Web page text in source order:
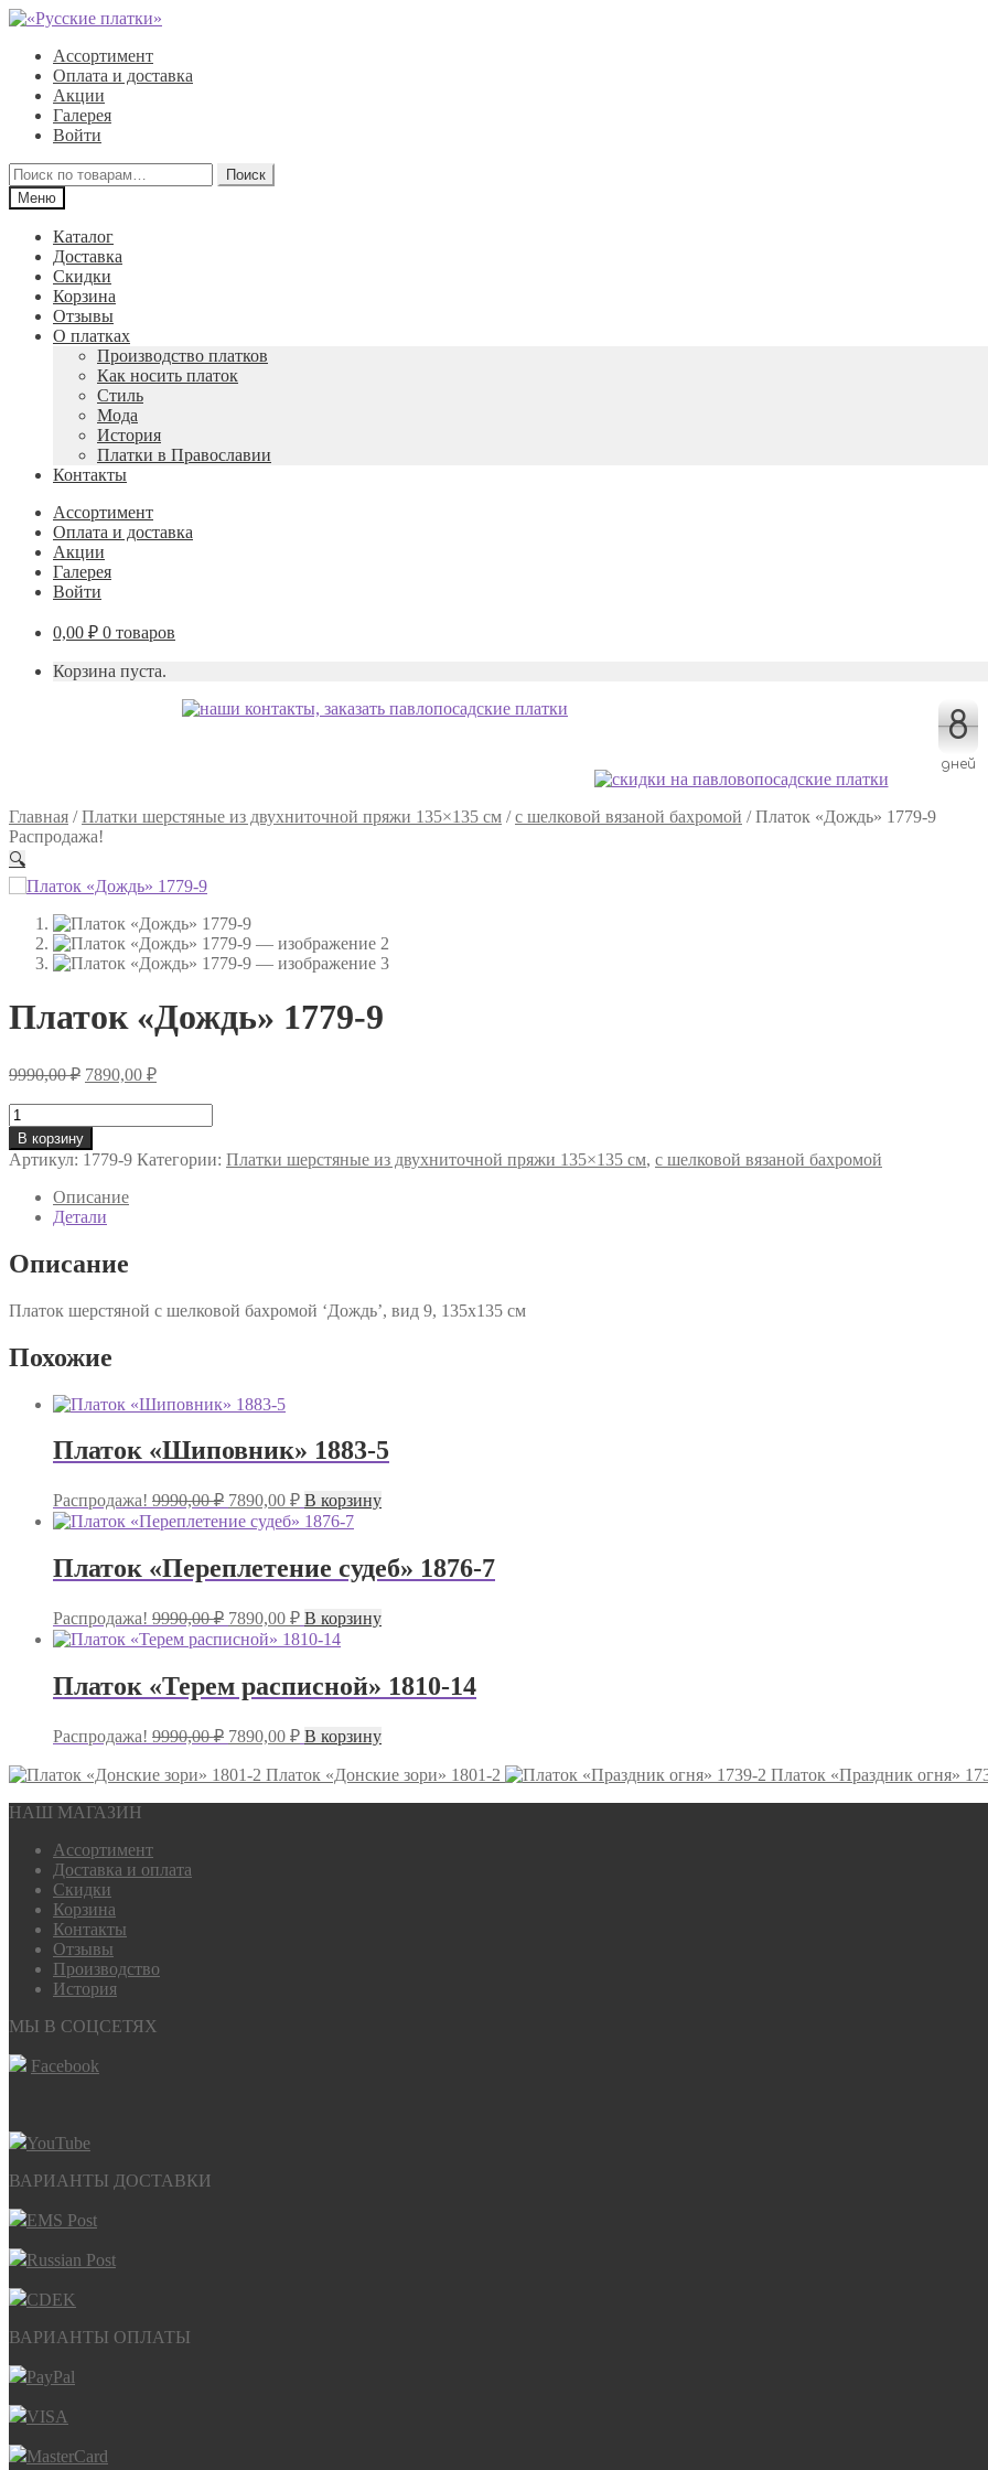
Перейти
навигации
Перейти
содержимому
Ассортимент
Оплата и доставка
Акции
Галерея
Войти
Искать:
Поиск
Меню
Каталог
Доставка
Скидки
Корзина
Отзывы
О платках
Производство платков
Как носить платок
Стиль
Мода
История
Платки в Православии
Контакты
Ассортимент
Оплата и доставка
Акции
Галерея
Войти
0,00 ₽ 0 товаров
Корзина пуста.
8
8
дней
Главная /Платки шерстяные из двухниточной пряжи 135×135 см /с шелковой вязаной бахромой /Платок «Дождь» 1779-9
Распродажа!
🔍
Платок «Дождь» 1779-9
9990,00₽ Первоначальная
составляла
9990,00 ₽.
7890,00 ₽Текущая
Количество
товара
Платок
«Дождь»
1779-
В корзину
Артикул: 1779-9 Категории: Платки шерстяные из двухниточной пряжи 135×135 см, с шелковой вязаной бахромой
Описание
Детали
Описание
Платок шерстяной с шелковой бахромой ‘Дождь’, вид 9, 135х135 см
Похожие
Платок «Шиповник» 1883-5
Распродажа! 9990,00₽ Первоначальная
цена
составляла
7890,00 ₽Текущая
цена:
В корзину
Платок «Переплетение судеб» 1876-7
Распродажа! 9990,00₽ Первоначальная
цена
составляла
7890,00 ₽Текущая
цена:
В корзину
Платок «Терем расписной» 1810-14
Распродажа! 9990,00₽ Первоначальная
составляла
7890,00 ₽Текущая
цена:
7890,00 ₽.
В корзину
Платок «Донские зори» 1801-2
Платок «Праздник огня»
НАШ МАГАЗИН
Ассортимент
Доставка и оплата
Скидки
Корзина
Контакты
Отзывы
Производство
История
МЫ В СОЦСЕТЯХ
Facebook
YouTube
ВАРИАНТЫ ДОСТАВКИ
EMS Post
Russian Post
CDEK
ВАРИАНТЫ ОПЛАТЫ
PayPal
VISA
MasterCard